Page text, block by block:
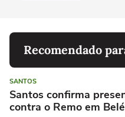
Recomendado
SANTOS
Santos confirma
contra o Remo em